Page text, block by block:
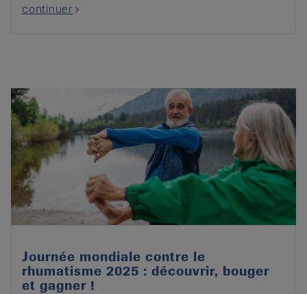
continuer
Journée mondiale contre le
rhumatisme 2025 : découvrir, bouger
et gagner !